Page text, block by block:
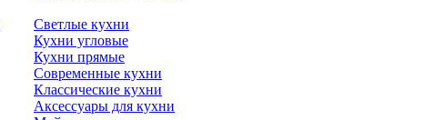
Светлые кухни
Кухни угловые
Кухни прямые
Современные кухни
Классические кухни
Аксессуары для кухни